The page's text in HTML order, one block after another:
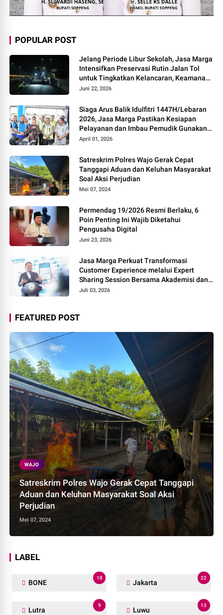
POPULAR POST
Jelang Periode Libur Sekolah, Jasa Marga
Intensifkan Preservasi Rutin Jalan Tol
untuk Tingkatkan Kelancaran, Keamanan
dan Kenyamanan Perjalanan
Juni 22, 2026
Siaga Arus Balik Idulfitri 1447H/Lebaran
2026, Jasa Marga Pastikan Kesiapan
Pelayanan dan Imbau Pemudik Gunakan
Rest Area Alternatif
April 01, 2026
Satreskrim Polres Wajo Gerak Cepat
Tanggapi Aduan dan Keluhan Masyarakat
Soal Aksi Perjudian
Mei 07, 2024
Permendag 19/2026 Resmi Berlaku, 6
Poin Penting Ini Wajib Diketahui
Pengusaha Digital
Juni 23, 2026
Jasa Marga Perkuat Transformasi
Customer Experience melalui Expert
Sharing Session Bersama Akademisi dan
Praktisi
Juli 03, 2026
FEATURED POST
WAJO
Satreskrim Polres Wajo Gerak Cepat Tanggapi
Aduan dan Keluhan Masyarakat Soal Aksi
Perjudian
Mei 07, 2024
LABEL
BONE
18
Jakarta
22
Lutra
9
Luwu
13